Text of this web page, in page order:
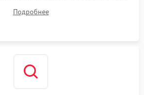
проводки и контактов.
Подробнее